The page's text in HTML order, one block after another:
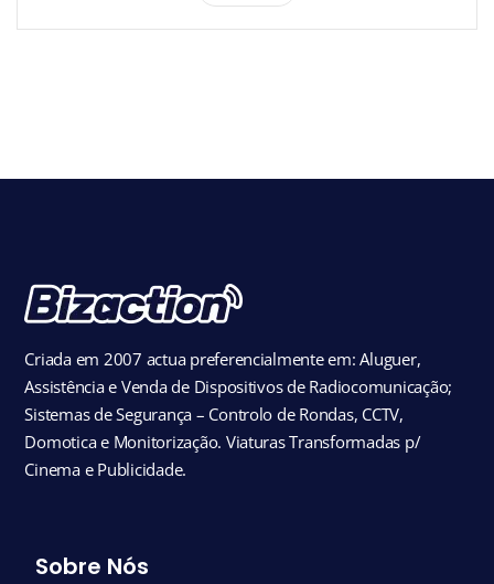
Criada em 2007 actua preferencialmente em: Aluguer,
Assistência e Venda de Dispositivos de Radiocomunicação;
Sistemas de Segurança – Controlo de Rondas, CCTV,
Domotica e Monitorização. Viaturas Transformadas p/
Cinema e Publicidade.
Sobre Nós